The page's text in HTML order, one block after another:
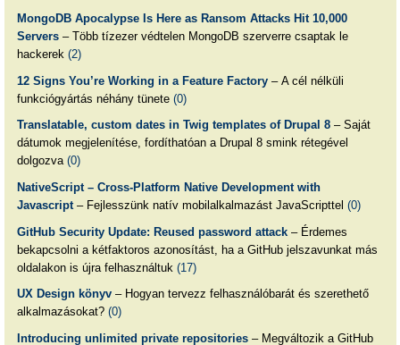
MongoDB Apocalypse Is Here as Ransom Attacks Hit 10,000
Servers– Több tízezer védtelen MongoDB szerverre csaptak le
hackerek (2)
12 Signs You’re Working in a Feature Factory– A cél nélküli
funkciógyártás néhány tünete (0)
Translatable, custom dates in Twig templates of Drupal 8– Saját
dátumok megjelenítése, fordíthatóan a Drupal 8 smink rétegével
dolgozva (0)
NativeScript – Cross-Platform Native Development with
Javascript– Fejlesszünk natív mobilalkalmazást JavaScripttel (0)
GitHub Security Update: Reused password attack– Érdemes
bekapcsolni a kétfaktoros azonosítást, ha a GitHub jelszavunkat más
oldalakon is újra felhasználtuk (17)
UX Design könyv– Hogyan tervezz felhasználóbarát és szerethető
alkalmazásokat? (0)
Introducing unlimited private repositories– Megváltozik a GitHub